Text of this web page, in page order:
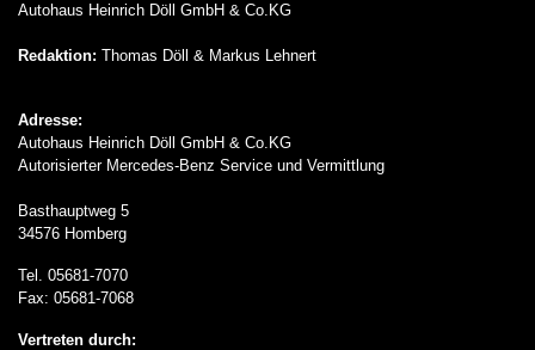
Autohaus Heinrich Döll GmbH & Co.KG
Redaktion: Thomas Döll & Markus Lehnert
Adresse:
Autohaus Heinrich Döll GmbH & Co.KG
Autorisierter Mercedes-Benz Service und Vermittlung
Basthauptweg 5
34576 Homberg
Tel. 05681-7070
Fax: 05681-7068
Vertreten durch: